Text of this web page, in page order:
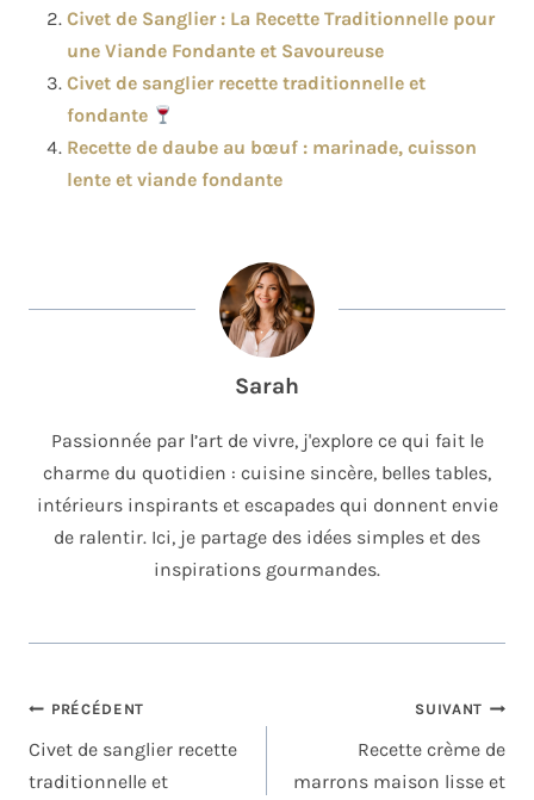
Civet de Sanglier : La Recette Traditionnelle pour
une Viande Fondante et Savoureuse
Civet de sanglier recette traditionnelle et
fondante
Recette de daube au bœuf : marinade, cuisson
lente et viande fondante
Sarah
Passionnée par l’art de vivre, j'explore ce qui fait le
charme du quotidien : cuisine sincère, belles tables,
intérieurs inspirants et escapades qui donnent envie
de ralentir. Ici, je partage des idées simples et des
inspirations gourmandes.
NAVIGATION
DE
L’ARTICLE
PRÉCÉDENT
Civet de sanglier recette
traditionnelle et
SUIVANT
Recette crème de
marrons maison lisse et